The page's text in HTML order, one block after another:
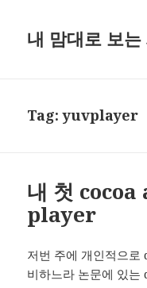
내 맘대로 보는
Tag:yuvplayer
내 첫
player
저번 주에 개인적으
비하느라 논문에 있